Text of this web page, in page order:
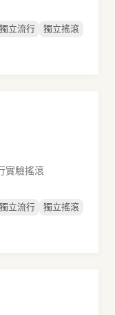
獨立流行
獨立搖滾
實驗搖滾
獨立流行
獨立搖滾